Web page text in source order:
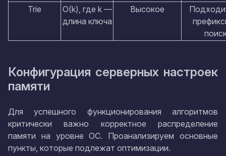
Trie
O(k), где k —
длина ключа
Высокое
Конфигурация серверных настроек
памяти
Для успешного функционирования алгоритмов
критически важно корректное распределение
памяти на уровне ОС. Проанализируем основные
пункты, которые подлежат оптимизации.